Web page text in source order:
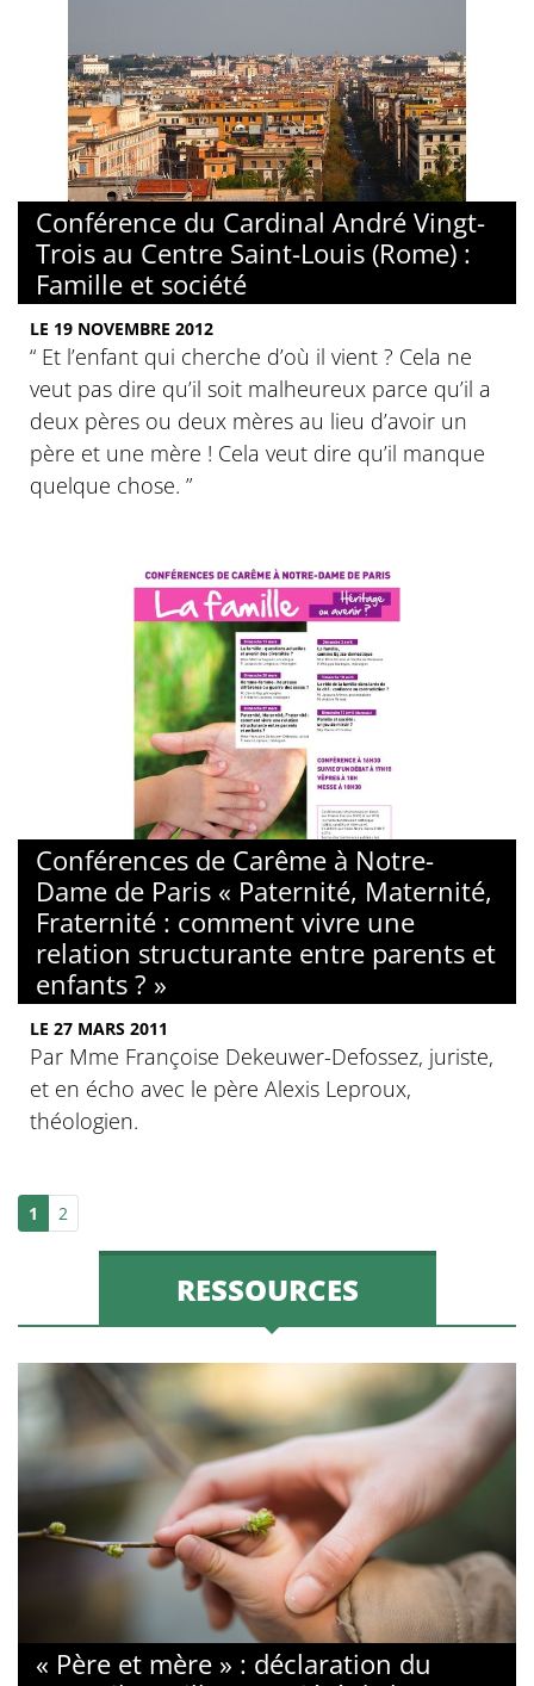
Conférence du Cardinal André Vingt-
Trois au Centre Saint-Louis (Rome) :
Famille et société
LE 19 NOVEMBRE 2012
“ Et l’enfant qui cherche d’où il vient ? Cela ne
veut pas dire qu’il soit malheureux parce qu’il a
deux pères ou deux mères au lieu d’avoir un
père et une mère ! Cela veut dire qu’il manque
quelque chose. ”
Conférences de Carême à Notre-
Dame de Paris « Paternité, Maternité,
Fraternité : comment vivre une
relation structurante entre parents et
enfants ? »
LE 27 MARS 2011
Par Mme Françoise Dekeuwer-Defossez, juriste,
et en écho avec le père Alexis Leproux,
théologien.
1 2
RESSOURCES
« Père et mère » : déclaration du